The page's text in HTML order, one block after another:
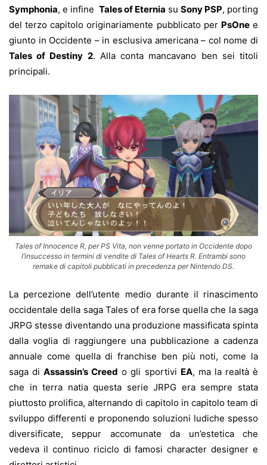
Symphonia, e infine Tales of Eternia su Sony PSP, porting
del terzo capitolo originariamente pubblicato per PsOnee
giunto in Occidente – in esclusiva americana – col nome di
Tales of Destiny 2. Alla conta mancavano ben sei titoli
principali.
Tales of Innocence R, per PS Vita, non venne portato in Occidente dopo
l’insuccesso in termini di vendite di Tales of Hearts R. Entrambi sono
remake di capitoli pubblicati in precedenza per Nintendo DS.
La percezione dell’utente medio durante il rinascimento
occidentale della saga Tales of era forse quella che la saga
JRPG stesse diventando una produzione massificata spinta
dalla voglia di raggiungere una pubblicazione a cadenza
annuale come quella di franchise ben più noti, come la
saga diAssassin’s Creed o gli sportivi EA, ma la realtà è
che in terra natia questa serie JRPG era sempre stata
piuttosto prolifica, alternando di capitolo in capitolo team di
sviluppo differenti e proponendo soluzioni ludiche spesso
diversificate, seppur accomunate da un’estetica che
vedeva il continuo riciclo di famosi character designer e